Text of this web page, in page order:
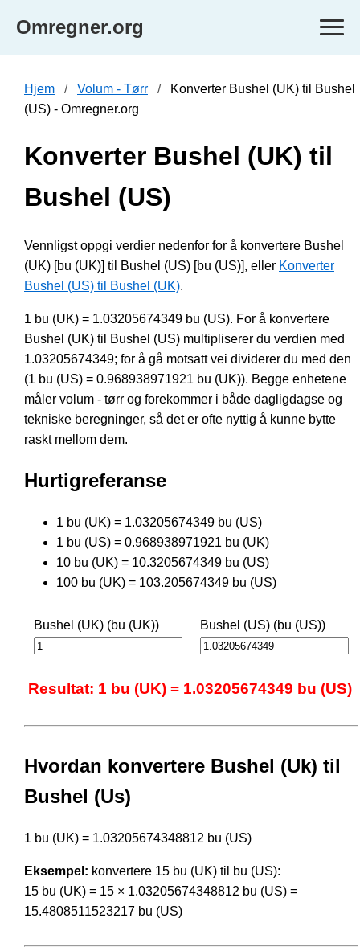
Omregner.org
Hjem Volum - Tørr
Konverter Bushel (UK) til Bushel
(US) - Omregner.org
Konverter Bushel (UK) til
Bushel (US)
Vennligst oppgi verdier nedenfor for å konvertere Bushel
(UK) [bu (UK)] til Bushel (US) [bu (US)], eller Konverter
Bushel (US) til Bushel (UK).
1 bu (UK) = 1.03205674349 bu (US). For å konvertere
Bushel (UK) til Bushel (US) multipliserer du verdien med
1.03205674349; for å gå motsatt vei dividerer du med den
(1 bu (US) = 0.968938971921 bu (UK)). Begge enhetene
måler volum - tørr og forekommer i både dagligdagse og
tekniske beregninger, så det er ofte nyttig å kunne bytte
raskt mellom dem.
Hurtigreferanse
1 bu (UK) = 1.03205674349 bu (US)
1 bu (US) = 0.968938971921 bu (UK)
10 bu (UK) = 10.3205674349 bu (US)
100 bu (UK) = 103.205674349 bu (US)
Bushel (UK) (bu (UK)) Bushel (US) (bu (US))
Resultat: 1 bu (UK) = 1.03205674349 bu (US)
Hvordan konvertere Bushel (Uk) til
Bushel (Us)
1 bu (UK) = 1.03205674348812 bu (US)
Eksempel: konvertere 15 bu (UK) til bu (US):
15 bu (UK) = 15 × 1.03205674348812 bu (US) =
15.4808511523217 bu (US)